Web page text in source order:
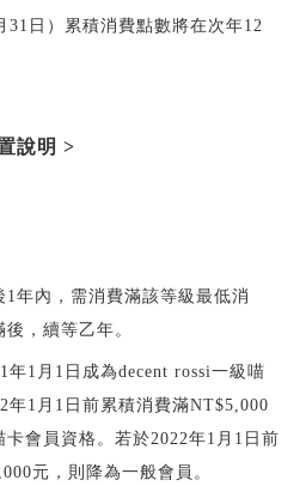
31日）累積消費點數將在次年12
說明 >
年內，需消費滿該等級最低消
，續等乙年。
年1月1日成為decent rossi一級喵
年1月1日前累積消費滿NT$5,000
卡會員資格。若於2022年1月1日前
元，則降為一般會員。